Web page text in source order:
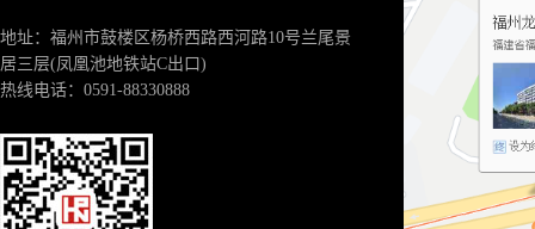
地址：福州市鼓楼区杨桥西路西河路10号兰尾景
居三层(凤凰池地铁站C出口)
热线电话：0591-88330888